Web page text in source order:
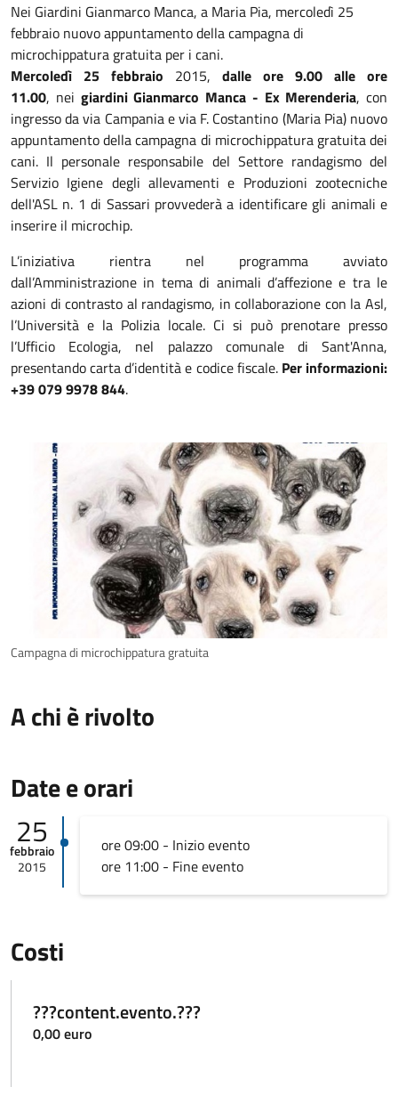
Nei Giardini Gianmarco Manca, a Maria Pia, mercoledì 25
febbraio nuovo appuntamento della campagna di
microchippatura gratuita per i cani.
Mercoledì 25 febbraio 2015, dalle ore 9.00 alle ore
11.00, nei giardini Gianmarco Manca - Ex Merenderia, con
ingresso da via Campania e via F. Costantino (Maria Pia) nuovo
appuntamento della campagna di microchippatura gratuita dei
cani. Il personale responsabile del Settore randagismo del
Servizio Igiene degli allevamenti e Produzioni zootecniche
dell'ASL n. 1 di Sassari provvederà a identificare gli animali e
inserire il microchip.
L’iniziativa rientra nel programma avviato
dall’Amministrazione in tema di animali d’affezione e tra le
azioni di contrasto al randagismo, in collaborazione con la Asl,
l’Università e la Polizia locale. Ci si può prenotare presso
l’Ufficio Ecologia, nel palazzo comunale di Sant'Anna,
presentando carta d’identità e codice fiscale. Per informazioni:
+39 079 9978 844.
Campagna di microchippatura gratuita
A chi è rivolto
Date e orari
25
febbraio
2015
ore 09:00 - Inizio evento
ore 11:00 - Fine evento
Costi
???content.evento.???
0,00 euro